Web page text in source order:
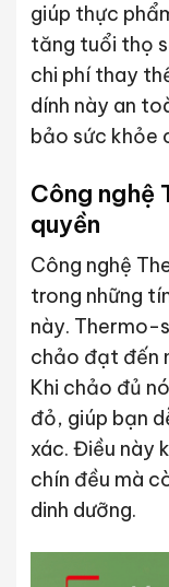
giúp thực
tăng tuổi thọ
chi phí thay
dính này an
bảo sức khỏe
Công nghệ
quyền
Công nghệ
trong những
này. Thermo-
chảo đạt đến
Khi chảo đủ
đỏ, giúp bạn
xác. Điều này
chín đều mà
dinh dưỡng.